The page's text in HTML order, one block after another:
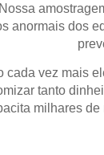
anormais dos
cada vez mais
tanto
milhares